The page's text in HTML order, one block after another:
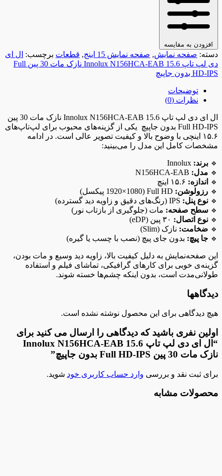
افزودن به مقایسه
دسته: صفحه نمایش, صفحه نمایش 15 اینج , قطعات برچسب: ال ای
دی لپ تاپ 15.6 Innolux N156HCA-EAB نازک مات 30 پین Full
HD-IPS بدون جاپیچ
توضیحات
نظرات (0)
ال ای دی لپ تاپ 15.6 Innolux N156HCA-EAB نازک مات 30 پین
Full HD-IPS بدون جاپیچ یکی از گزینه‌های محبوب برای لپ‌تاپ‌های
۱۵.۶ اینچی با وضوح بالا و کیفیت تصویر عالی است. در ادامه
مشخصات کامل این مدل را می‌بینید:
🔹 برند:
🔹 مدل:
🔹
اندازه:
🔹 رزولوشن:
🔹 نوع پنل:
🔹 سطح صفحه: مات (جلوگیری از بازتاب نور)
🔹 نوع اتصال:
🔹 ضخامت: نازک (Slim)
🔹 جا پیچ: بدون جای پیچ (نصب با چسب یا گیره)
این صفحه‌نمایش به دلیل کیفیت بالا، زاویه دید وسیع و مات بودن،
گزینه‌ی خوبی برای کارهای گرافیکی، تماشای فیلم و استفاده
طولانی‌مدت است، بدون اینکه چشم‌ها خسته شوند.
دیدگاهها
هیچ دیدگاهی برای این محصول نوشته نشده است.
اولین نفری باشید که دیدگاهی را ارسال می کنید برای
“ال ای دی لپ تاپ 15.6 Innolux N156HCA-EAB
نازک مات 30 پین Full HD-IPS بدون جاپیچ”
برای ثبت نقد و بررسی وارد حساب کاربری خود شوید.
محصولات مشابه